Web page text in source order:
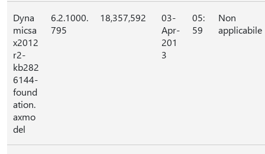
Dyna
micsa
x2012
r2-
kb282
6144-
found
ation.
axmo
del
6.2.1000.
795
18,357,592
03-
Apr-
201
3
05:
59
Non
applicabile